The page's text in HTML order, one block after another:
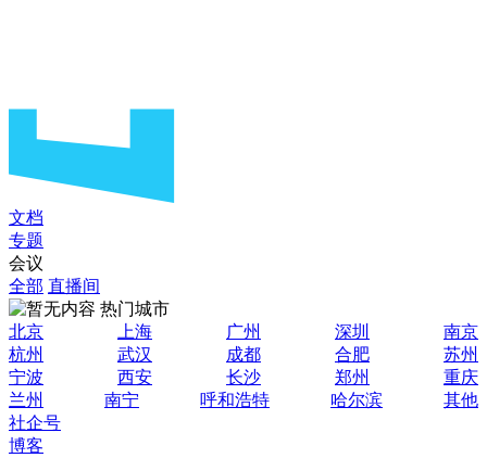
文档
专题
会议
全部 直播间
热门城市
北京
上海 广州 深圳
南京
杭州
武汉 成都 合肥
苏州
宁波
西安 长沙 郑州
重庆
兰州
南宁 呼和浩特 哈尔滨
其他
社企号
博客